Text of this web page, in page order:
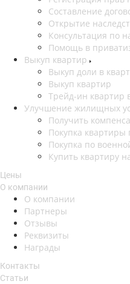
Составление
Открытие
Консультация по
Помощь в
Выкуп квартир
Выкуп доли в
Выкуп квартир
Трейд-ин квартир
Улучшение жилищных
Получить
Покупка квартиры
Покупка по
Купить квартиру
Цены
О компании
О компании
Партнеры
Отзывы
Реквизиты
Награды
Контакты
Статьи